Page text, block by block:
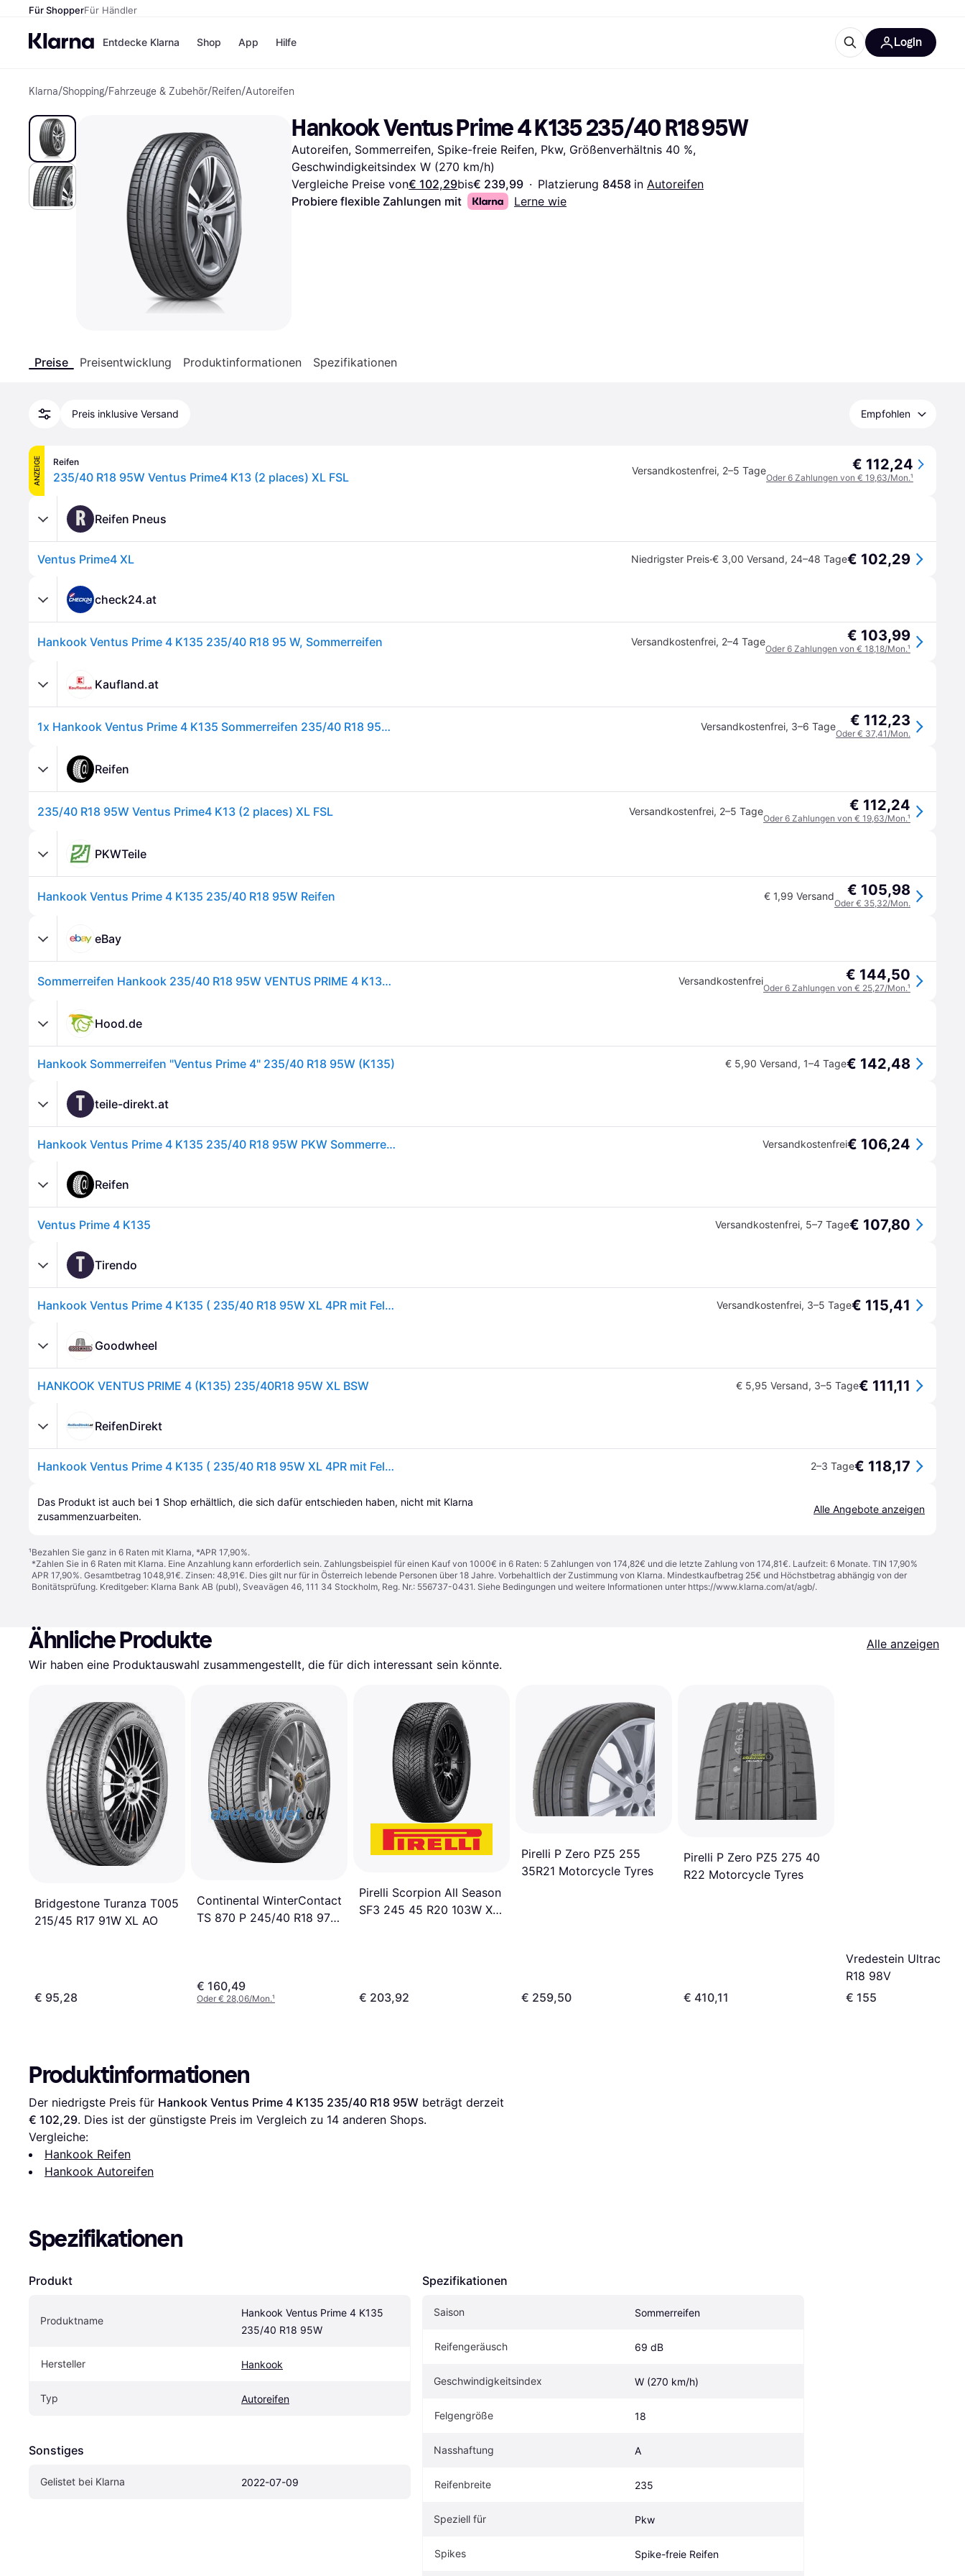
Für ShopperFür Händler
Entdecke Klarna
Zahlungsmethoden
Bezahle in 3
Teilzahlungen
Bezahle in bis zu 30
Tagen
Ratenzahlung
Shops entdecken
Mitgliedschaft
Klarna GuthabenFlexkonto
Festgeldkonto
Shop
Shops
H&M
Temu
Kaufland.at
Samsung
Schönheit & Gesundheit
Bekleidung & Accessoires
Spielzeug & Hobbys
Möbel & Haushalt
TV & Audio
Sport & Freizeit
Computer
Mobilgeräte & Wearables
Kinder & Familie
Fahrzeuge & Zubehör
Küchengeräte
Haushaltsgeräte
Bücher, Filme & Musik
App Hilfe Login
Klarna/Shopping/Fahrzeuge & Zubehör/Reifen/Autoreifen
Hankook Ventus Prime 4 K135 235/40 R18 95W
Autoreifen, Sommerreifen, Spike-freie Reifen, Pkw, Größenverhältnis 40 %,
Geschwindigkeitsindex W (270 km/h)
Vergleiche Preise von€ 102,29bis€ 239,99 · Platzierung 8458 in Autoreifen
Probiere flexible Zahlungen mit
Lerne wie
Preise Preisentwicklung Produktinformationen Spezifikationen
Preis inklusive Versand Empfohlen
ANZEIGE Reifen
235/40 R18 95W Ventus Prime4 K13 (2 places) XL FSL Versandkostenfrei, 2–5 Tage € 112,24
Oder 6 Zahlungen von € 19,63/Mon.¹
R Reifen Pneus
Ventus Prime4 XL Niedrigster Preis·€ 3,00 Versand, 24–48 Tage€ 102,29
check24.at
Hankook Ventus Prime 4 K135 235/40 R18 95 W, Sommerreifen Versandkostenfrei, 2–4 Tage € 103,99
Oder 6 Zahlungen von € 18,18/Mon.¹
Kaufland.at
1x Hankook Ventus Prime 4 K135 Sommerreifen 235/40 R18 95W XL Reifen Versandkostenfrei, 3–6 Tage € 112,23
Oder € 37,41/Mon.
Reifen
235/40 R18 95W Ventus Prime4 K13 (2 places) XL FSL Versandkostenfrei, 2–5 Tage € 112,24
Oder 6 Zahlungen von € 19,63/Mon.¹
PKWTeile
Hankook Ventus Prime 4 K135 235/40 R18 95W Reifen € 1,99 Versand € 105,98
Oder € 35,32/Mon.
eBay
Sommerreifen Hankook 235/40 R18 95W VENTUS PRIME 4 K135 XL Versandkostenfrei € 144,50
Oder 6 Zahlungen von € 25,27/Mon.¹
Hood.de
Hankook Sommerreifen "Ventus Prime 4" 235/40 R18 95W (K135) € 5,90 Versand, 1–4 Tage€ 142,48
T teile-direkt.at
Hankook Ventus Prime 4 K135 235/40 R18 95W PKW Sommerreifen Reifen 1029182 Versandkostenfrei€ 106,24
Reifen
Ventus Prime 4 K135 Versandkostenfrei, 5–7 Tage€ 107,80
T Tirendo
Hankook Ventus Prime 4 K135 ( 235/40 R18 95W XL 4PR mit Felgenschutz (MFS) SBL ) - schwarz Versandkostenfrei, 3–5 Tage€ 115,41
Goodwheel
HANKOOK VENTUS PRIME 4 (K135) 235/40R18 95W XL BSW € 5,95 Versand, 3–5 Tage€ 111,11
ReifenDirekt
Hankook Ventus Prime 4 K135 ( 235/40 R18 95W XL 4PR mit Felgenschutz (MFS) SBL ) 2–3 Tage€ 118,17
Das Produkt ist auch bei 1 Shop erhältlich, die sich dafür entschieden haben, nicht mit Klarna
zusammenzuarbeiten.
Alle Angebote anzeigen
¹Bezahlen Sie ganz in 6 Raten mit Klarna, *APR 17,90%.
*Zahlen Sie in 6 Raten mit Klarna. Eine Anzahlung kann erforderlich sein. Zahlungsbeispiel für einen Kauf von 1000€ in 6 Raten: 5 Zahlungen von 174,82€ und die letzte Zahlung von 174,81€. Laufzeit: 6 Monate. TIN 17,90%
APR 17,90%. Gesamtbetrag 1048,91€. Zinsen: 48,91€. Dies gilt nur für in Österreich lebende Personen über 18 Jahre. Vorbehaltlich der Zustimmung von Klarna. Mindestkaufbetrag 25€ und Höchstbetrag abhängig von der
Bonitätsprüfung. Kreditgeber: Klarna Bank AB (publ), Sveavägen 46, 111 34 Stockholm, Reg. Nr.: 556737-0431. Siehe Bedingungen und weitere Informationen unter https://www.klarna.com/at/agb/.
Ähnliche Produkte
Alle anzeigen
Wir haben eine Produktauswahl zusammengestellt, die für dich interessant sein könnte.
Bridgestone Turanza T005
215/45 R17 91W XL AO
€ 95,28
Continental WinterContact
TS 870 P 245/40 R18 97W
€ 160,49
Oder € 28,06/Mon.¹
Pirelli Scorpion All Season
SF3 245 45 R20 103W XL
€ 203,92
Pirelli P Zero PZ5 255
35R21 Motorcycle Tyres
€ 259,50
Pirelli P Zero PZ5 275 40
R22 Motorcycle Tyres
€ 410,11
Vredestein Ultrac
R18 98V
€ 155
Produktinformationen
Der niedrigste Preis für Hankook Ventus Prime 4 K135 235/40 R18 95W
€ 102,29. Dies ist der günstigste Preis im Vergleich zu 14 anderen Shops.
Vergleiche:
Hankook Reifen
Hankook Autoreifen
Spezifikationen
Produkt
Produktname
Hankook Ventus Prime 4 K135
235/40 R18 95W
Hersteller Hankook
Typ Autoreifen
Sonstiges
Gelistet bei Klarna 2022-07-09
Spezifikationen
Saison Sommerreifen
Reifengeräusch 69 dB
Geschwindigkeitsindex W (270 km/h)
Felgengröße 18
Nasshaftung A
Reifenbreite 235
Speziell für Pkw
Spikes Spike-freie Reifen